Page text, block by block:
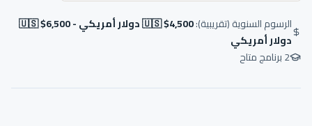
الرسوم السنوية (تقريبية):
🇺🇸 $4,500 دولار أمريكي - 🇺🇸 $6,500
دولار أمريكي
2برنامج متاح